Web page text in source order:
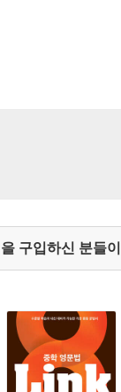
구입하신 분들이